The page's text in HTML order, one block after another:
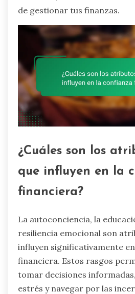
de gestionar tus finanzas.
¿Cuáles son los
que influyen en la
financiera?
La autoconciencia, la
resiliencia emocional son
influyen significativamente
financiera. Estos rasgos
tomar decisiones
estrés y navegar por las